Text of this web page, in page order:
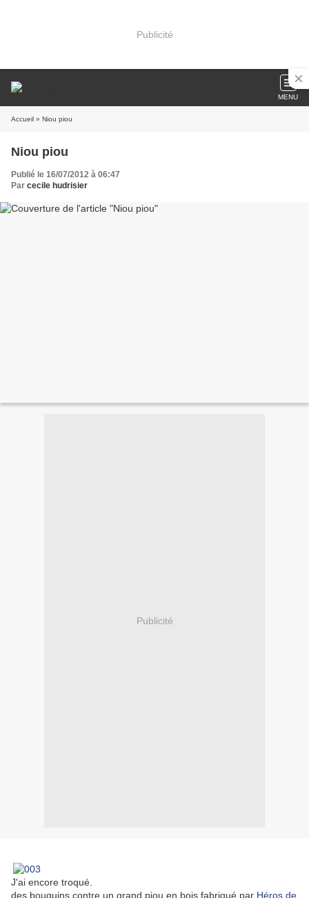
Publicité
MENU
Accueil » Niou piou
Niou piou
Publié le 16/07/2012 à 06:47
Par cecile hudrisier
Publicité
J'ai encore troqué.
des bouquins contre un grand piou en bois fabriqué par Héros de